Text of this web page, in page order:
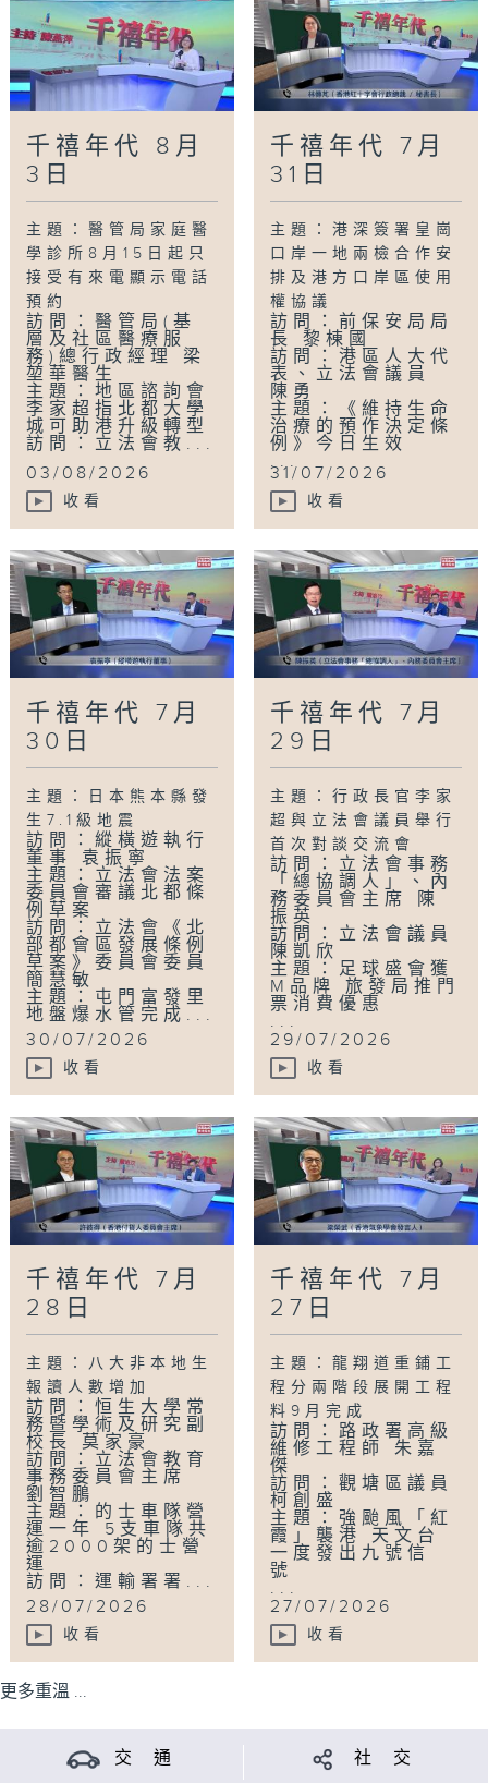
千禧年代 8月
3日
主題：醫管局家庭醫
學診所8月15日起只
接受有來電顯示電話
預約
訪問：醫管局(基
層及社區醫療服
務)總行政經理 梁
堃華醫生
主題：地區諮詢會
李家超指北都大學
城可助港升級轉型
訪問：立法會教...
03/08/2026
收看
千禧年代 7月
31日
主題：港深簽署皇崗
口岸一地兩檢合作安
排及港方口岸區使用
權協議
訪問：前保安局局
長 黎棟國
訪問：港區人大代
表、立法會議員
陳勇
主題：《維持生命
治療的預作決定條
例》今日生效
...
31/07/2026
收看
千禧年代 7月
30日
主題：日本熊本縣發
生7.1級地震
訪問：縱橫遊執行
董事 袁振寧
主題：立法會法案
委員會審議北都條
例草案
訪問：立法會《北
部都會區發展條例
草案》委員會委員
簡慧敏
主題：屯門富發里
地盤爆水管完成...
30/07/2026
收看
千禧年代 7月
29日
主題：行政長官李家
超與立法會議員舉行
首次對談交流會
訪問：立法會事務
「總協調人」、內
務委員會主席 陳
振英
訪問：立法會議員
陳凱欣
主題：足球盛會獲
M品牌 旅發局推門
票消費優惠
...
29/07/2026
收看
千禧年代 7月
28日
主題：八大非本地生
報讀人數增加
訪問：恒生大學常
務暨學術及研究副
校長 莫家豪
訪問：立法會教育
事務委員會主席
劉智鵬
主題：的士車隊營
運一年 5支車隊共
逾2000架的士營
運
訪問：運輸署署...
28/07/2026
收看
千禧年代 7月
27日
主題：龍翔道重鋪工
程分兩階段展開工程
料9月完成
訪問：路政署高級
維修工程師 朱嘉
傑
訪問：觀塘區議員
柯創盛
主題：強颱風「紅
霞」襲港 天文台
一度發出九號信
號
...
27/07/2026
收看
更多重溫 ...
交 通 社 交